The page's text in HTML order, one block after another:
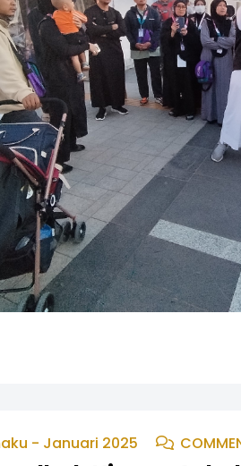
- Januari 2025